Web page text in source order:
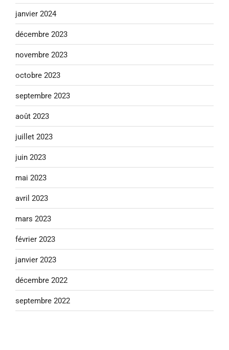
janvier 2024
décembre 2023
novembre 2023
octobre 2023
septembre 2023
août 2023
juillet 2023
juin 2023
mai 2023
avril 2023
mars 2023
février 2023
janvier 2023
décembre 2022
septembre 2022